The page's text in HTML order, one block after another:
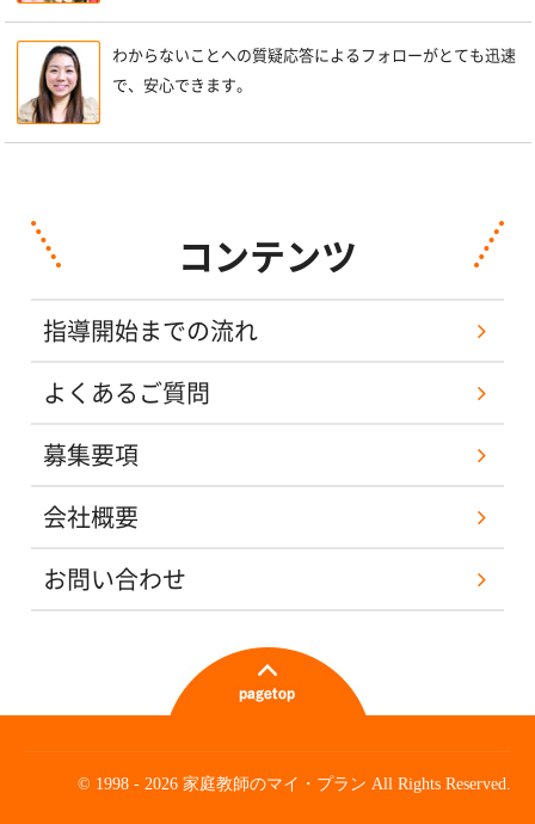
わからないことへの質疑応答によるフォローがとても迅速
で、安心できます。
コンテンツ
指導開始までの流れ
よくあるご質問
募集要項
会社概要
お問い合わせ
© 1998 - 2026 家庭教師のマイ・プラン All Rights Reserved.